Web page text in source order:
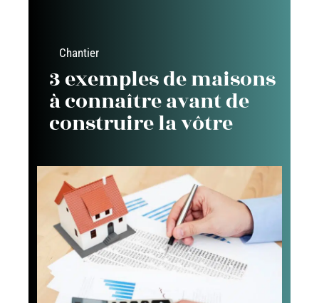
Chantier
3 exemples de maisons
à connaître avant de
construire la vôtre